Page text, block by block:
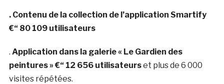
. Contenu de la collection de l’application Smartify
€“ 80 109 utilisateurs
. Application dans la galerie « Le Gardien des
peintures » €“ 12 656 utilisateurset plus de 6 000
visites répétées.